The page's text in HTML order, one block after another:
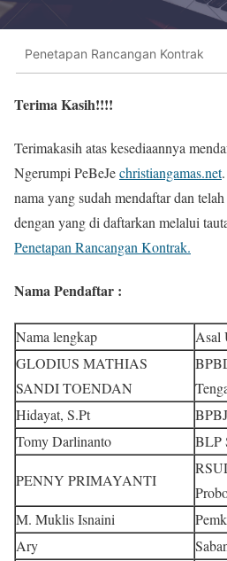
Penetapan Rancangan Kontrak
Terima Kasih!!!!
Terimakasih atas kesediaannya
Ngerumpi PeBeJechristiangamas.net
nama yang sudah mendaftar dan
dengan yang di daftarkan melalui
Penetapan Rancangan Kontrak.
Nama Pendaftar :
Nama lengkap
Asal
GLODIUS MATHIAS
SANDI TOENDAN
Hidayat, S.Pt
Tomy Darlinanto
BLP
PENNY PRIMAYANTI
M. Muklis Isnaini
Ary